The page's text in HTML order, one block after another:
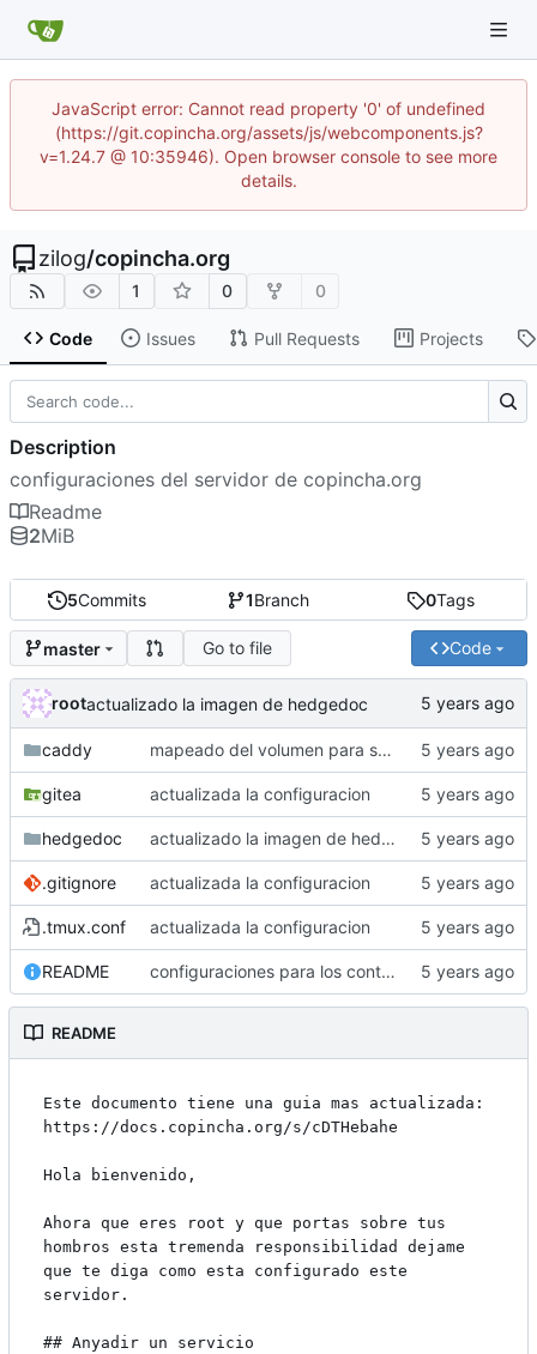
JavaScript error: Cannot read property '0' of undefined
(https://git.copincha.org/assets/js/webcomponents.js?
v=1.24.7 @ 10:35946). Open browser console to see more
details.
zilog/copincha.org
1 0 0
Code Issues Pull Requests Projects
5Commits 1Branch 0Tags
master Go to file Code
rootactualizado la imagen de hedgedoc
caddy mapeado del volumen para seccion arte
gitea actualizada la configuracion
hedgedoc actualizado la imagen de hedgedoc
.gitignore actualizada la configuracion
.tmux.conf actualizada la configuracion
README configuraciones para los contenedores del servidor de copincha
README
Este documento tiene una guia mas actualizada:
https://docs.copincha.org/s/cDTHebahe
Hola bienvenido,
Ahora que eres root y que portas sobre tus
hombros esta tremenda responsibilidad dejame
que te diga como esta configurado este
servidor.
## Anyadir un servicio
Description
configuraciones del servidor de copincha.org
Readme
2MiB